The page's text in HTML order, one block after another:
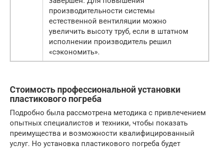
производительности системы
естественной вентиляции можно
увеличить высоту труб, если в штатном
исполнении производитель решил
«сэкономить».
Стоимость профессиональной установки
пластикового погреба
Подробно была рассмотрена методика с привлечением
опытных специалистов и техники, чтобы показать
преимущества и возможности квалифицированный
услуг. Но установка пластикового погреба будет